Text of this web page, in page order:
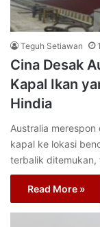
Teguh Setiawan
Cina Desak
Kapal Ikan
Hindia
Australia
kapal ke lokasi
terbalik
Read More »